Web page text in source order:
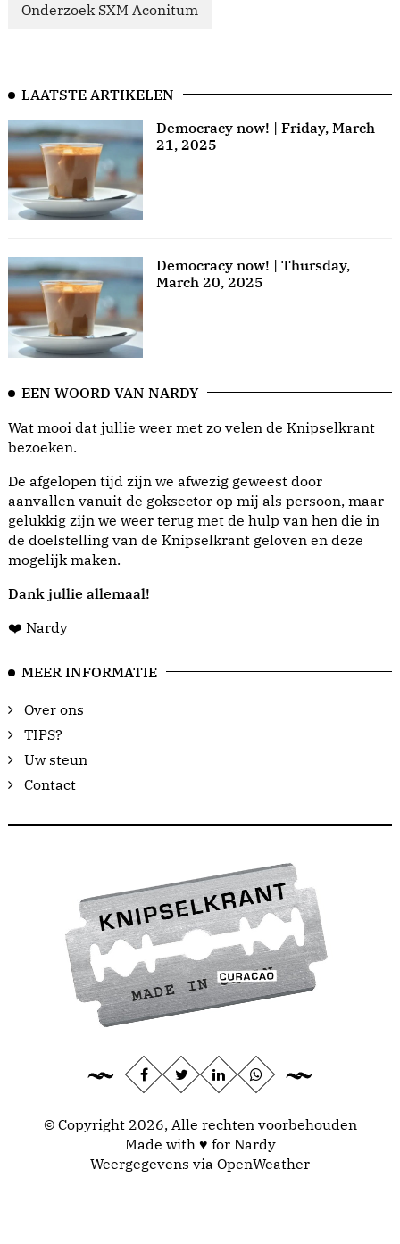
Onderzoek SXM Aconitum
LAATSTE ARTIKELEN
Democracy now! | Friday, March
21, 2025
Democracy now! | Thursday,
March 20, 2025
EEN WOORD VAN NARDY
Wat mooi dat jullie weer met zo velen de Knipselkrant
bezoeken.
De afgelopen tijd zijn we afwezig geweest door
aanvallen vanuit de goksector op mij als persoon, maar
gelukkig zijn we weer terug met de hulp van hen die in
de doelstelling van de Knipselkrant geloven en deze
mogelijk maken.
Dank jullie allemaal!
❤️ Nardy
MEER INFORMATIE
Over ons
TIPS?
Uw steun
Contact
© Copyright 2026, Alle rechten voorbehouden
Made with ♥ for Nardy
Weergegevens via OpenWeather